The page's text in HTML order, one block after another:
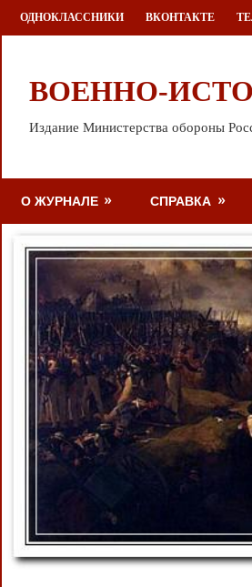
Перейти
к
ОДНОКЛАССНИКИ ВКОНТАКТЕ
ВОЕННО-
Издание Министерства обороны
О ЖУРНАЛЕ СПРАВКА